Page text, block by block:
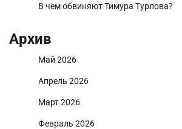
В чем обвиняют Тимура Турлова?
Архив
Май 2026
Апрель 2026
Март 2026
Февраль 2026